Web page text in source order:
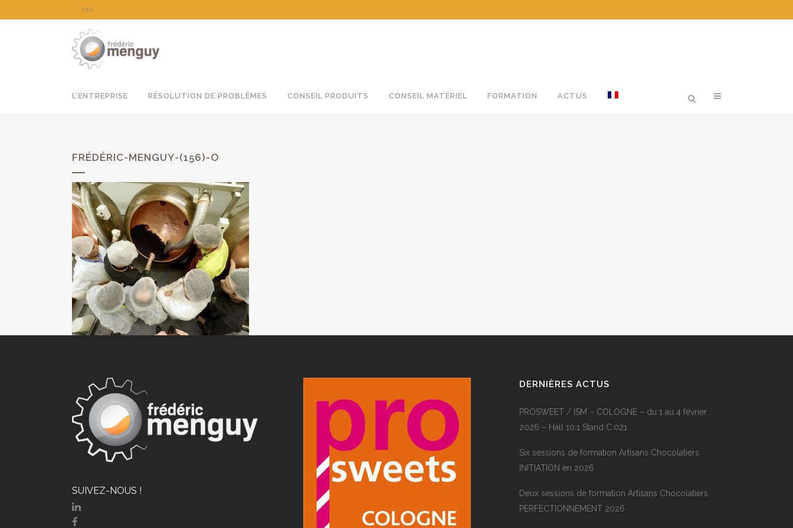
>>>
L’ENTREPRISE RÉSOLUTION DE PROBLÈMES CONSEIL PRODUITS CONSEIL MATÉRIEL FORMATION ACTUS
FRÉDÉRIC-MENGUY-(156)-O
SUIVEZ-NOUS !
DERNIÈRES ACTUS
PROSWEET / ISM – COLOGNE – du 1 au 4 février
2026 – Hall 10.1 Stand C.021
Six sessions de formation Artisans Chocolatiers
INITIATION en 2026
Deux sessions de formation Artisans Chocolatiers
PERFECTIONNEMENT 2026